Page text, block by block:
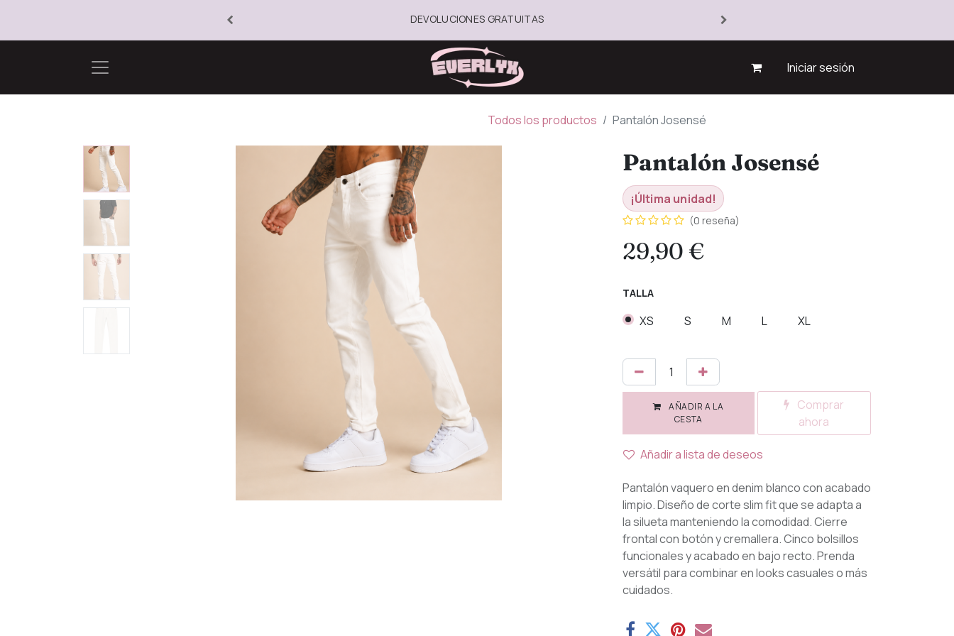
DEVOLUCIONES GRATUITAS
Iniciar sesión
Todos los productos Pantalón Josensé
Pantalón Josensé
¡Última unidad!
(0 reseña)
29,90 €
TALLA
XS S M L XL
AÑADIR A LA
CESTA
Comprar
ahora
Añadir a lista de deseos
Pantalón vaquero en denim blanco con acabado
limpio. Diseño de corte slim fit que se adapta a
la silueta manteniendo la comodidad. Cierre
frontal con botón y cremallera. Cinco bolsillos
funcionales y acabado en bajo recto. Prenda
versátil para combinar en looks casuales o más
cuidados.